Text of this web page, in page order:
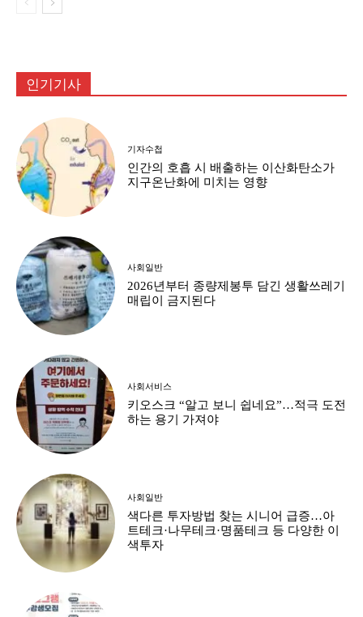
인기기사
기자수첩
인간의 호흡 시 배출하는 이산화탄소가
지구온난화에 미치는 영향
사회일반
2026년부터 종량제봉투 담긴 생활쓰레기
매립이 금지된다
사회서비스
키오스크 “알고 보니 쉽네요”…적극 도전
하는 용기 가져야
사회일반
색다른 투자방법 찾는 시니어 급증…아
트테크·나무테크·명품테크 등 다양한 이
색투자